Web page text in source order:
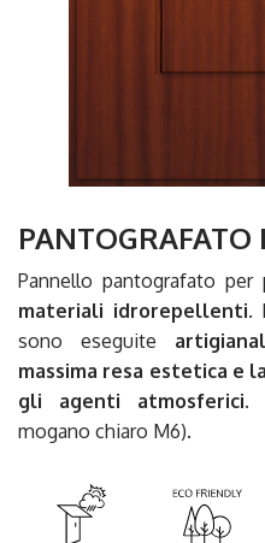
PANTOGRAFATO
Pannello pantografato
materiali idrorepellenti.
sono eseguite
massima resa estetica e
gli agenti atmosferici.
mogano chiaro M6).